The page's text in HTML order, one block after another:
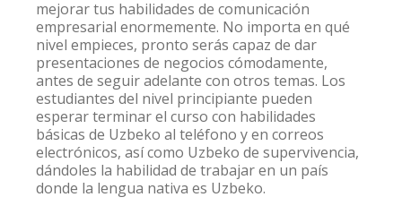
mejorar tus habilidades de comunicación
empresarial enormemente. No importa en qué
nivel empieces, pronto serás capaz de dar
presentaciones de negocios cómodamente,
antes de seguir adelante con otros temas. Los
estudiantes del nivel principiante pueden
esperar terminar el curso con habilidades
básicas de Uzbeko al teléfono y en correos
electrónicos, así como Uzbeko de supervivencia,
dándoles la habilidad de trabajar en un país
donde la lengua nativa es Uzbeko.